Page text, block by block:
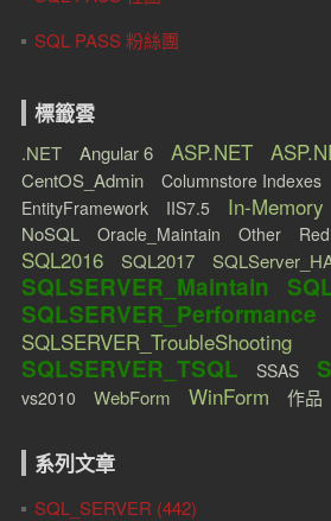
SQL PASS 粉絲團
標籤雲
.NET Angular 6 ASP.NET
CentOS_Admin Columnstore Indexes
EntityFramework
IIS7.5 In-Memory
NoSQL
Oracle_Maintain Other
SQL2016 SQL2017
SQLSERVER_Maintain
SQLSERVER_Performance
SQLSERVER_TroubleShooting
SQLSERVER_TSQL SSAS
vs2010 WebForm WinForm 作品
系列文章
SQL_SERVER (442)